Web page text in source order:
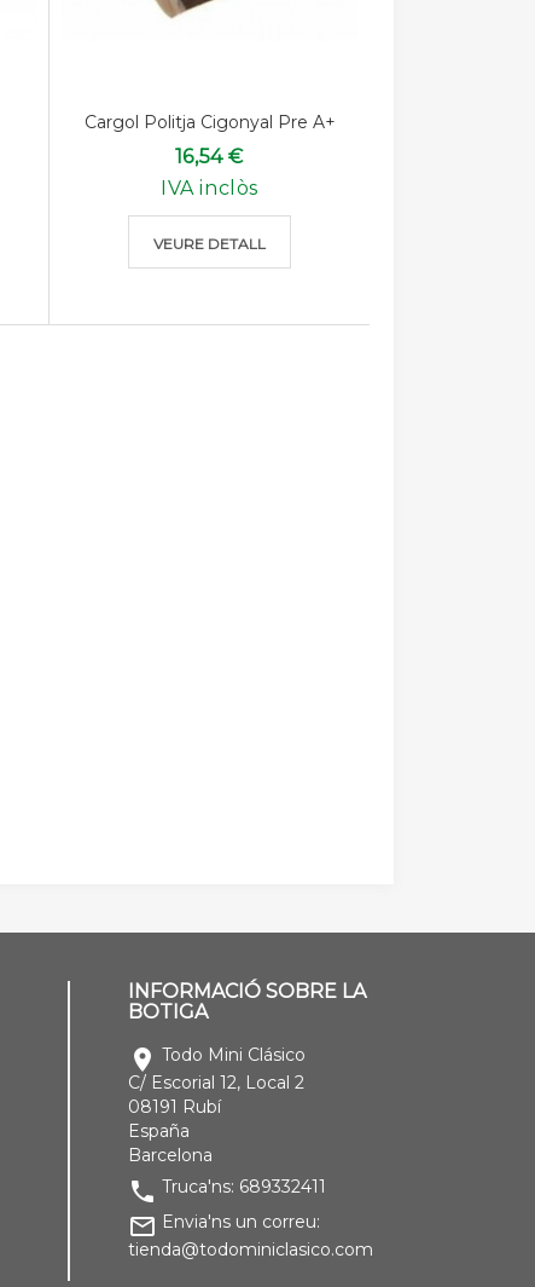
Cargol Politja Cigonyal Pre A+
16,54 €
IVA inclòs
VEURE DETALL
INFORMACIÓ SOBRE LA
BOTIGA
location_on Todo Mini Clásico
C/ Escorial 12, Local 2
08191 Rubí
España
Barcelona
phone Truca'ns: 689332411
mail_outline Envia'ns un correu:
tienda@todominiclasico.com